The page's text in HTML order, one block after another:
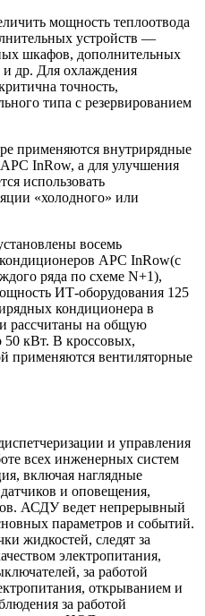
мощность теплоотвода
устройств —
шкафов, дополнительных
др. Для охлаждения
точность,
типа с резервированием
применяются внутрирядные
InRow, а для улучшения
использовать
«холодного» или
восемь
APC InRow(с
ряда по схеме N+1),
ИТ-оборудования 125
кондиционера в
рассчитаны на общую
кВт. В кроссовых,
применяются вентиляторные
и управления
всех инженерных систем
включая наглядные
и оповещения,
АСДУ ведет непрерывный
параметров и событий.
жидкостей, следят за
электропитания,
за работой
открыванием и
за работой